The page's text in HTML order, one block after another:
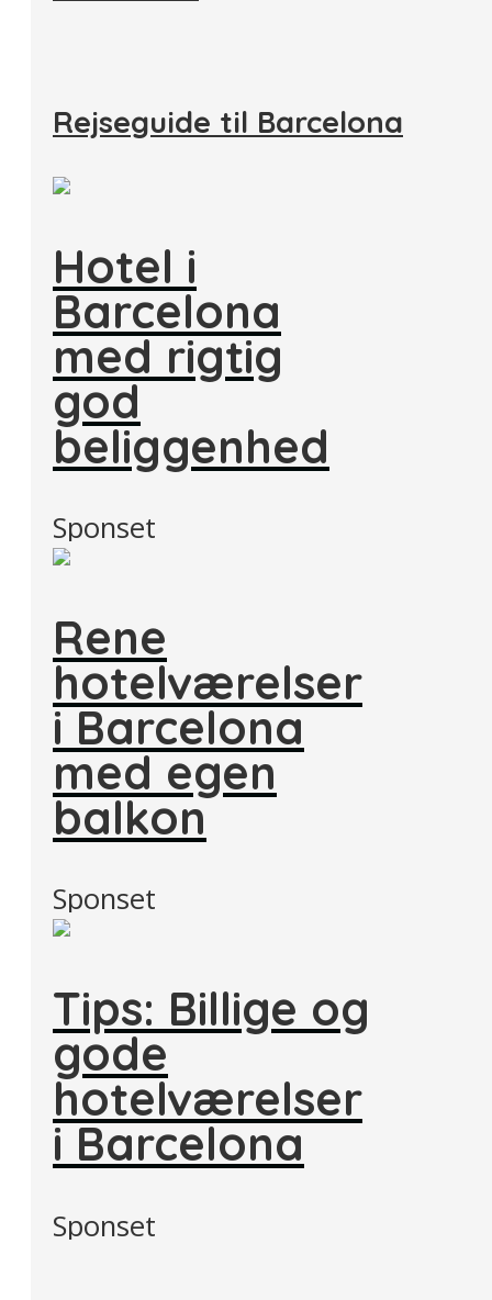
Rejseguide til Barcelona
Hotel i
Barcelona
med rigtig
god
beliggenhed
Sponset
Rene
hotelværelser
i Barcelona
med egen
balkon
Sponset
Tips: Billige og
gode
hotelværelser
i Barcelona
Sponset